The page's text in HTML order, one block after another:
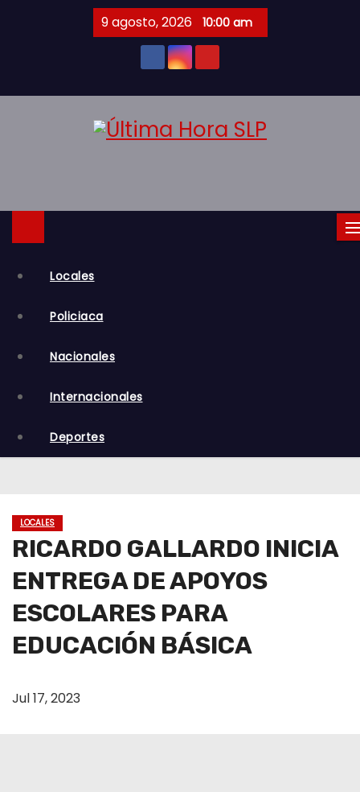
a
o
9 agosto, 2026 10:00 am
Locales
Policiaca
Nacionales
Internacionales
Deportes
LOCALES
RICARDO GALLARDO INICIA
ENTREGA DE APOYOS
ESCOLARES PARA
EDUCACIÓN BÁSICA
Jul 17, 2023